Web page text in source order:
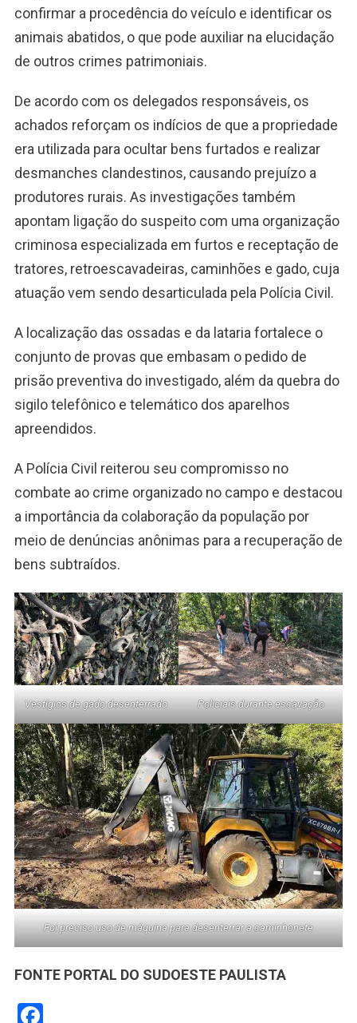
confirmar a procedência do veículo e identificar os
animais abatidos, o que pode auxiliar na elucidação
de outros crimes patrimoniais.
De acordo com os delegados responsáveis, os
achados reforçam os indícios de que a propriedade
era utilizada para ocultar bens furtados e realizar
desmanches clandestinos, causando prejuízo a
produtores rurais. As investigações também
apontam ligação do suspeito com uma organização
criminosa especializada em furtos e receptação de
tratores, retroescavadeiras, caminhões e gado, cuja
atuação vem sendo desarticulada pela Polícia Civil.
A localização das ossadas e da lataria fortalece o
conjunto de provas que embasam o pedido de
prisão preventiva do investigado, além da quebra do
sigilo telefônico e telemático dos aparelhos
apreendidos.
A Polícia Civil reiterou seu compromisso no
combate ao crime organizado no campo e destacou
a importância da colaboração da população por
meio de denúncias anônimas para a recuperação de
bens subtraídos.
Vestígios de gado desenterrado Policiais durante escavação
Foi preciso uso de máquina para desenterrar a caminhonete
FONTE PORTAL DO SUDOESTE PAULISTA
Facebook